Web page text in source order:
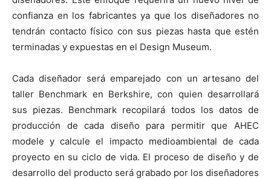
confianza en los fabricantes ya que los diseñadores no
tendrán contacto físico con sus piezas hasta que estén
terminadas y expuestas en el Design Museum.
Cada diseñador será emparejado con un artesano del
taller Benchmark en Berkshire, con quien desarrollará
sus piezas. Benchmark recopilará todos los datos de
producción de cada diseño para permitir que AHEC
modele y calcule el impacto medioambiental de cada
proyecto en su ciclo de vida. El proceso de diseño y de
desarrollo del producto será grabado por los diseñadores